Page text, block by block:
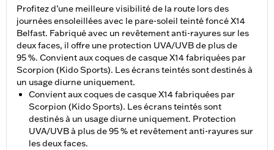
Profitez d’une meilleure visibilité de la route lors des
journées ensoleillées avec le pare-soleil teinté foncé X14
Belfast. Fabriqué avec un revêtement anti-rayures sur les
deux faces, il offre une protection UVA/UVB de plus de
95 %. Convient aux coques de casque X14 fabriquées par
Scorpion (Kido Sports). Les écrans teintés sont destinés à
un usage diurne uniquement.
Convient aux coques de casque X14 fabriquées par
Scorpion (Kido Sports). Les écrans teintés sont
destinés à un usage diurne uniquement. Protection
UVA/UVB à plus de 95 % et revêtement anti-rayures sur
les deux faces.